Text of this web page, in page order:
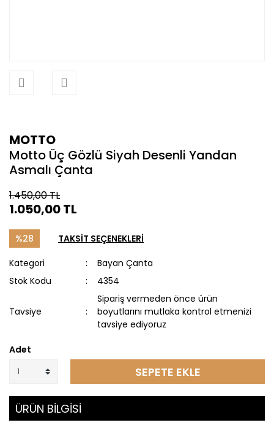
MOTTO
Motto Üç Gözlü Siyah Desenli Yandan
Asmalı Çanta
1.450,00 TL
1.050,00 TL
%28 TAKSİT SEÇENEKLERİ
Kategori
Bayan Çanta
Stok Kodu
4354
Tavsiye
Sipariş vermeden önce ürün
boyutlarını mutlaka kontrol etmenizi
tavsiye ediyoruz
Adet
SEPETE EKLE
ÜRÜN BİLGİSİ